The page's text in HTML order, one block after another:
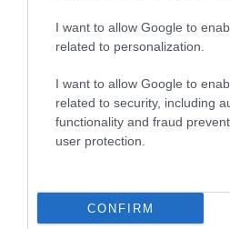
I want to allow Google to
related to personalization.
I want to allow Google to
related to security, including
functionality and fraud
user protection.
CONFIRM